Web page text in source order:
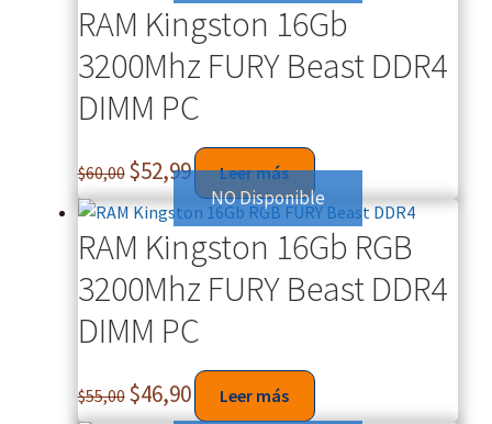
RAM Kingston 16Gb
3200Mhz FURY Beast DDR4
DIMM PC
$60,00 $52,99 Leer más
NO Disponible
RAM Kingston 16Gb RGB
3200Mhz FURY Beast DDR4
DIMM PC
$55,00 $46,90 Leer más